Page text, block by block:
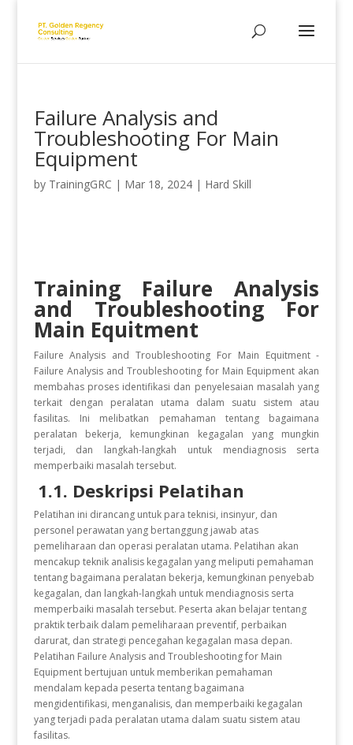
Failure Analysis and
Troubleshooting For Main
Equipment
by TrainingGRC | Mar 18, 2024| Hard Skill
Training Failure Analysis
and Troubleshooting For
Main Equitment
Failure Analysis and Troubleshooting For Main Equitment -
Failure Analysis and Troubleshooting for Main Equipment akan
membahas proses identifikasi dan penyelesaian masalah yang
terkait dengan peralatan utama dalam suatu sistem atau
fasilitas. Ini melibatkan pemahaman tentang bagaimana
peralatan bekerja, kemungkinan kegagalan yang mungkin
terjadi, dan langkah-langkah untuk mendiagnosis serta
memperbaiki masalah tersebut.
1.1. Deskripsi Pelatihan
Pelatihan ini dirancang untuk para teknisi, insinyur, dan
personel perawatan yang bertanggung jawab atas
pemeliharaan dan operasi peralatan utama. Pelatihan akan
mencakup teknik analisis kegagalan yang meliputi pemahaman
tentang bagaimana peralatan bekerja, kemungkinan penyebab
kegagalan, dan langkah-langkah untuk mendiagnosis serta
memperbaiki masalah tersebut. Peserta akan belajar tentang
praktik terbaik dalam pemeliharaan preventif, perbaikan
darurat, dan strategi pencegahan kegagalan masa depan.
Pelatihan Failure Analysis and Troubleshooting for Main
Equipment bertujuan untuk memberikan pemahaman
mendalam kepada peserta tentang bagaimana
mengidentifikasi, menganalisis, dan memperbaiki kegagalan
yang terjadi pada peralatan utama dalam suatu sistem atau
fasilitas.